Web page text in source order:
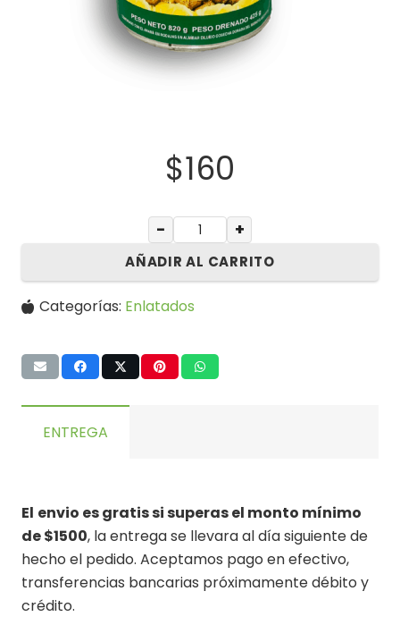
$160
− +
AÑADIR AL CARRITO
Categorías: Enlatados
ENTREGA
El envio es gratis si superas el monto mínimo
de $1500, la entrega se llevara al día siguiente de
hecho el pedido. Aceptamos pago en efectivo,
transferencias bancarias próximamente débito y
crédito.